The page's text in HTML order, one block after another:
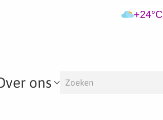
+24°C
ons